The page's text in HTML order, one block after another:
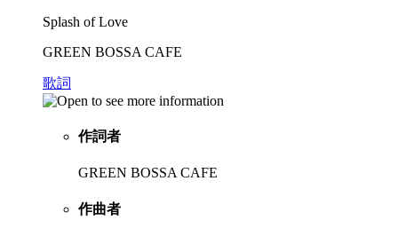
Splash of Love
GREEN BOSSA CAFE
歌詞
作詞者
GREEN BOSSA CAFE
作曲者